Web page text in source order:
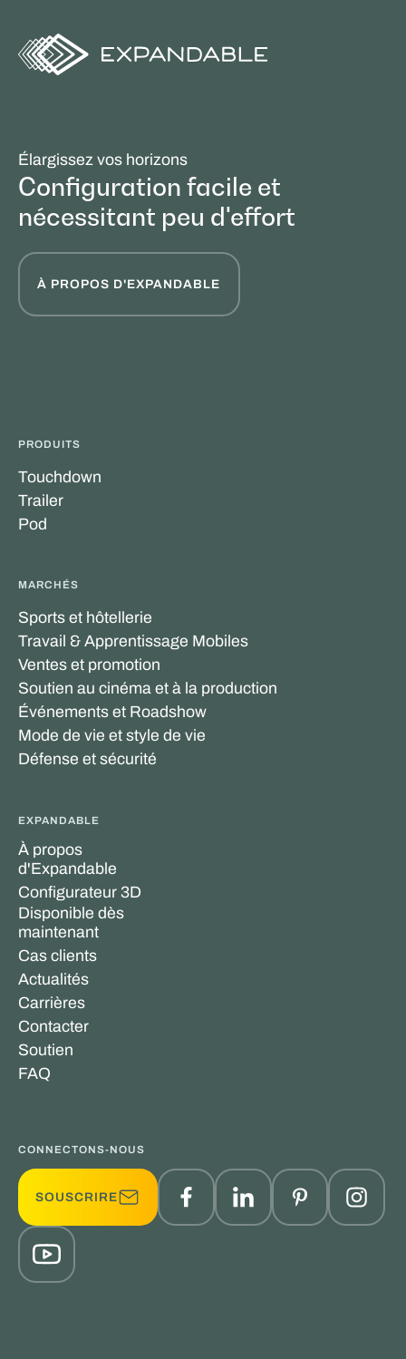
Élargissez vos horizons
Configuration facile et
nécessitant peu d'effort
À PROPOS D'EXPANDABLE
PRODUITS
Touchdown
Trailer
Pod
MARCHÉS
Sports et hôtellerie
Travail & Apprentissage Mobiles
Ventes et promotion
Soutien au cinéma et à la production
Événements et Roadshow
Mode de vie et style de vie
Défense et sécurité
EXPANDABLE
À propos
d'Expandable
Configurateur 3D
Disponible dès
maintenant
Cas clients
Actualités
Carrières
Contacter
Soutien
FAQ
CONNECTONS-NOUS
SOUSCRIRE